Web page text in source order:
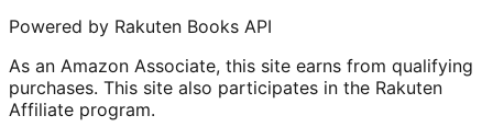
Powered by Rakuten Books API
As an Amazon Associate, this site earns from qualifying
purchases. This site also participates in the Rakuten
Affiliate program.